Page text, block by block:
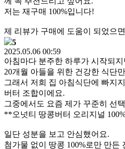
저는 재구매 100%입니다!
제 리뷰가 구매에 도움이 되었으
5
2025.05.06 00:59
아침마다 분주한 하루가 시작되지
20개월 아들을 위한 건강한 식단
그래서 저희 집 아침식단에 빠지
버터 조합이에요.
그중에서도 요즘 제가 꾸준히 선
**오넛티 땅콩버터 오리지널
일단 성분을 보고 안심했어요.
첨가물 없이 땅콩 100%로만 만든